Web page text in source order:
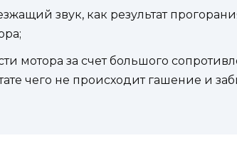
звук, как результат
мотора за счет большого
чего не происходит гашение и